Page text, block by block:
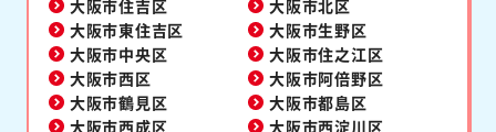
大阪市住吉区
大阪市北区
大阪市東住吉区
大阪市生野区
大阪市中央区
大阪市住之江区
大阪市西区
大阪市阿倍野区
大阪市鶴見区
大阪市都島区
大阪市西成区
大阪市西淀川区